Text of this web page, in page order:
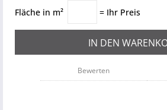
Fläche in m² = Ihr Preis
IN DEN
Bewerten